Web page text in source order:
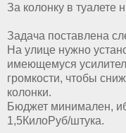
За колонку в туалете
Задача поставлена
На улице нужно
имеющемуся
громкости, чтобы
колонки.
Бюджет минимален,
1,5КилоРуб/штука.